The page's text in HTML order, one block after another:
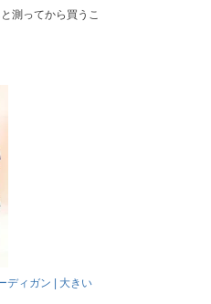
測ってから買うこ
ディガン | 大きい